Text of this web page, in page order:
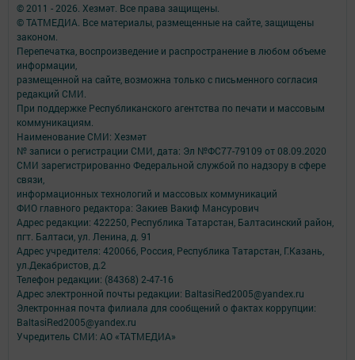
© 2011 - 2026. Хезмәт. Все права защищены.
© ТАТМЕДИА. Все материалы, размещенные на сайте, защищены
законом.
Перепечатка, воспроизведение и распространение в любом объеме
информации,
размещенной на сайте, возможна только с письменного согласия
редакций СМИ.
При поддержке Республиканского агентства по печати и массовым
коммуникациям.
Наименование СМИ: Хезмәт
№ записи о регистрации СМИ, дата: Эл №ФС77-79109 от 08.09.2020
СМИ зарегистрированно Федеральной службой по надзору в сфере
связи,
информационных технологий и массовых коммуникаций
ФИО главного редактора: Закиев Вакиф Мансурович
Адрес редакции: 422250, Республика Татарстан, Балтасинский район,
пгт. Балтаси, ул. Ленина, д. 91
Адрес учредителя: 420066, Россия, Республика Татарстан, Г.Казань,
ул.Декабристов, д.2
Телефон редакции: (84368) 2-47-16
Адрес электронной почты редакции: BaltasiRed2005@yandex.ru
Электронная почта филиала для сообщений о фактах коррупции:
BaltasiRed2005@yandex.ru
Учредитель СМИ: АО «ТАТМЕДИА»